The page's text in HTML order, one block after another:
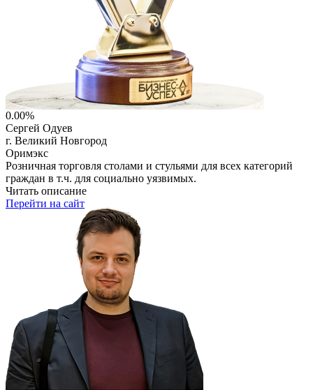
0.00%
Сергей Одуев
г. Великий Новгород
Оримэкс
Розничная торговля столами и стульями для всех категорий
граждан в т.ч. для социально уязвимых.
Читать описание
Перейти на сайт